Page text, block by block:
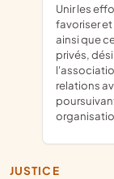
unir les efforts de l'ensemble de ses membres en vue de
favoriser
ainsi que
privés,
relations
JUSTICE